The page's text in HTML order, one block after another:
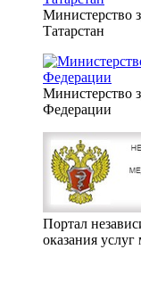
Министерство
Татарстан
Министерство
Федерации
Портал
оказания